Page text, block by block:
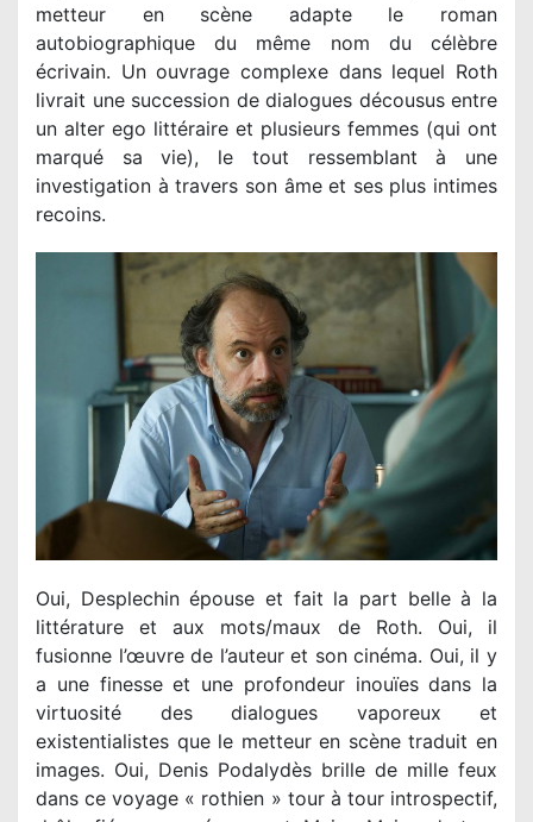
metteur en scène adapte le roman
autobiographique du même nom du célèbre
écrivain. Un ouvrage complexe dans lequel Roth
livrait une succession de dialogues décousus entre
un alter ego littéraire et plusieurs femmes (qui ont
marqué sa vie), le tout ressemblant à une
investigation à travers son âme et ses plus intimes
recoins.
Oui, Desplechin épouse et fait la part belle à la
littérature et aux mots/maux de Roth. Oui, il
fusionne l’œuvre de l’auteur et son cinéma. Oui, il y
a une finesse et une profondeur inouïes dans la
virtuosité des dialogues vaporeux et
existentialistes que le metteur en scène traduit en
images. Oui, Denis Podalydès brille de mille feux
dans ce voyage « rothien » tour à tour introspectif,